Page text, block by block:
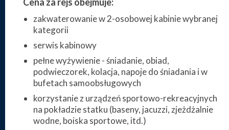
zakwaterowanie w 2-osobowej kabinie wybranej
kategorii
serwis kabinowy
pełne wyżywienie - śniadanie, obiad,
podwieczorek, kolacja, napoje do śniadania i w
bufetach samoobsługowych
korzystanie z urządzeń sportowo-rekreacyjnych
na pokładzie statku (baseny, jacuzzi, zjeżdżalnie
wodne, boiska sportowe, itd.)